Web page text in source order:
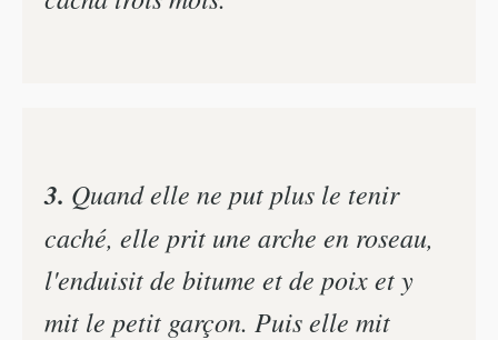
3. Quand elle ne put plus le tenir
caché, elle prit une arche en roseau,
l'enduisit de bitume et de poix et y
mit le petit garçon. Puis elle mit